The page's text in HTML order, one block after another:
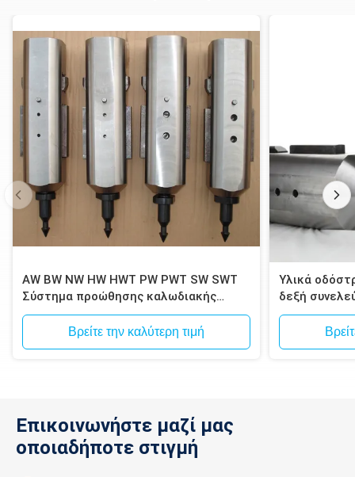
AW BW NW HW HWT PW PWT SW SWT
Σύστημα προώθησης καλωδιακής
θήκης
Βρείτε την καλύτερη τιμή
Υλικά
δεξή
τρυπάνι που
τρυπούν
Επικοινωνήστε μαζί μας
οποιαδήποτε στιγμή